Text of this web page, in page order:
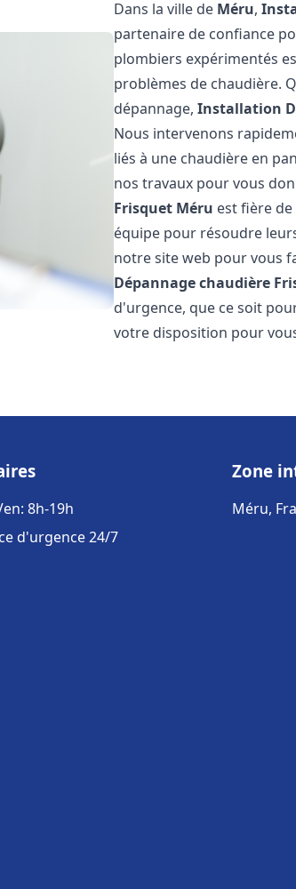
Dans la ville de Méru,
partenaire de confiance
plombiers expérimentés
problèmes de chaudière.
dépannage,Installation
Nous intervenons
liés à une chaudière en
nos travaux pour vous
Frisquet Méru est fière
équipe pour résoudre
notre site web pour vous
Dépannage chaudière
d'urgence, que ce soit
votre disposition pour
8h-19h
d'urgence 24/7
Zone
Méru,